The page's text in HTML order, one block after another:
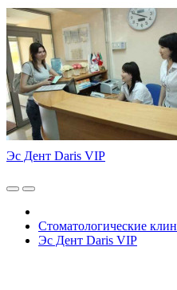
Эс Дент Daris VIP
Стоматологические
Эс Дент Daris VIP